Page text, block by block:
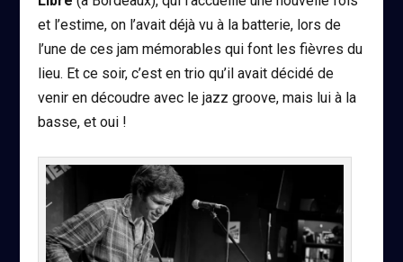
et l’estime, on l’avait déjà vu à la batterie, lors de
l’une de ces jam mémorables qui font les fièvres du
lieu. Et ce soir, c’est en trio qu’il avait décidé de
venir en découdre avec le jazz groove, mais lui à la
basse, et oui !